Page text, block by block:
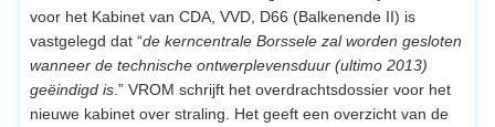
voor het Kabinet van CDA, VVD, D66 (Balkenende II) is
vastgelegd dat “de kerncentrale Borssele zal worden gesloten
wanneer de technische ontwerplevensduur (ultimo 2013)
geëindigd is .” VROM schrijft het overdrachtsdossier voor het
nieuwe kabinet over straling. Het geeft een overzicht van de